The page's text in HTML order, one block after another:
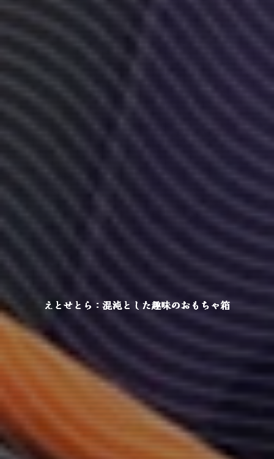
えとせとら：混沌とした趣味のおもちゃ箱